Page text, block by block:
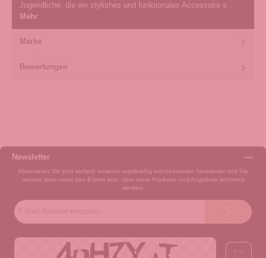
Jugendliche, die ein stylishes und funktionales Accessoire s…
Mehr
Marke
Bewertungen
Newsletter
Abonnieren Sie jetzt einfach unseren regelmäßig erscheinenden Newsletter und Sie
werden stets unter den Ersten sein, über neue Produkte und Angebote informiert
werden.